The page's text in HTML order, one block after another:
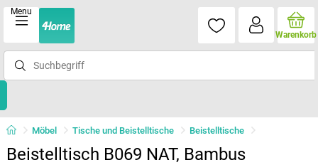
Menu
Warenkorb
Möbel Tische und Beistelltische Beistelltische
Beistelltisch B069 NAT, Bambus